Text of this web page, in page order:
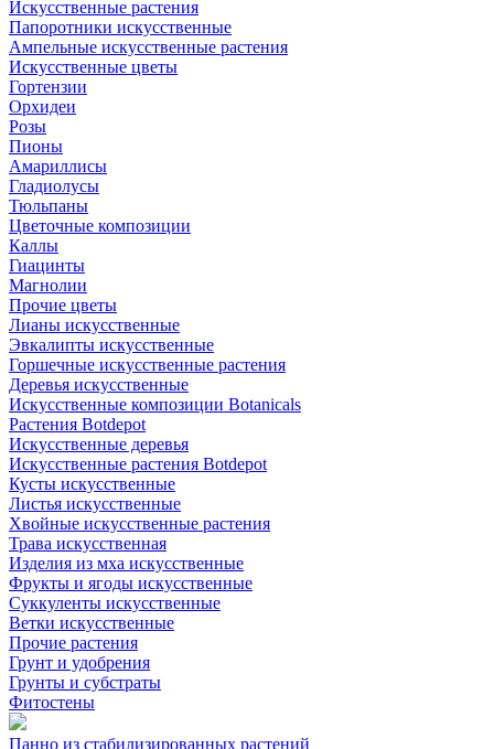
Искусственные растения
Папоротники искусственные
Ампельные искусственные растения
Искусственные цветы
Гортензии
Орхидеи
Розы
Пионы
Амариллисы
Гладиолусы
Тюльпаны
Цветочные композиции
Каллы
Гиацинты
Магнолии
Прочие цветы
Лианы искусственные
Эвкалипты искусственные
Горшечные искусственные растения
Деревья искусственные
Искусственные композиции Botanicals
Растения Botdepot
Искусственные деревья
Искусственные растения Botdepot
Кусты искусственные
Листья искусственные
Хвойные искусственные растения
Трава искусственная
Изделия из мха искусственные
Фрукты и ягоды искусственные
Суккуленты искусственные
Ветки искусственные
Прочие растения
Грунт и удобрения
Грунты и субстраты
Фитостены
Панно из стабилизированных растений